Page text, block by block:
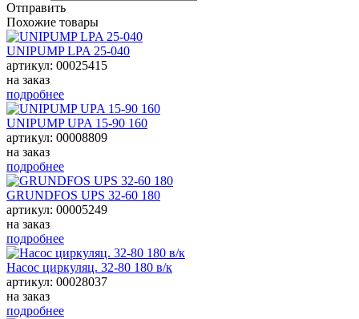
Отправить
Похожие товары
UNIPUMP LPA 25-040
артикул: 00025415
на заказ
подробнее
UNIPUMP UPA 15-90 160
артикул: 00008809
на заказ
подробнее
GRUNDFOS UPS 32-60 180
артикул: 00005249
на заказ
подробнее
Насос циркуляц. 32-80 180 в/к
артикул: 00028037
на заказ
подробнее